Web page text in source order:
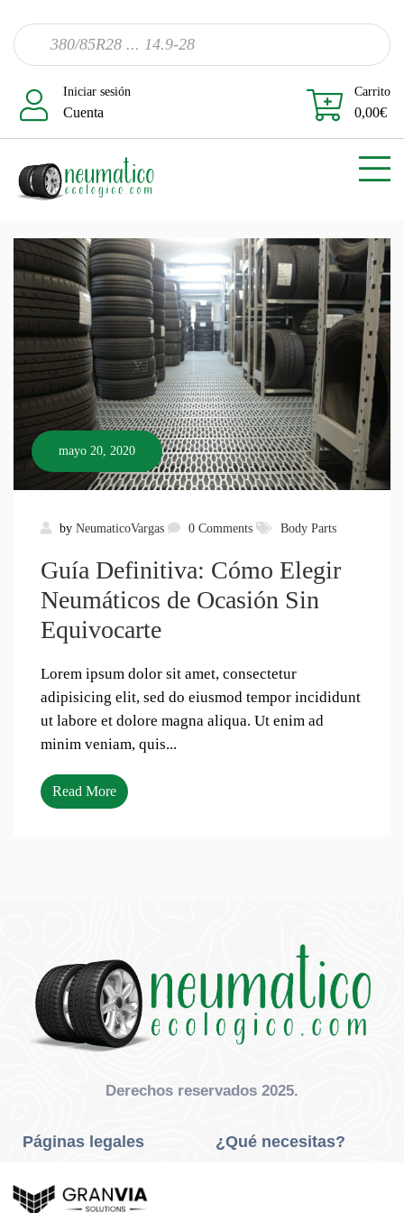
Iniciar sesión
Cuenta
Carrito
0,00€
mayo 20, 2020
by NeumaticoVargas 0 Comments Body Parts
Guía Definitiva: Cómo Elegir
Neumáticos de Ocasión Sin
Equivocarte
Lorem ipsum dolor sit amet, consectetur
adipisicing elit, sed do eiusmod tempor incididunt
ut labore et dolore magna aliqua. Ut enim ad
minim veniam, quis...
Read More
Derechos reservados 2025.
Páginas legales
Privacidad Y Cookies
¿Qué necesitas?